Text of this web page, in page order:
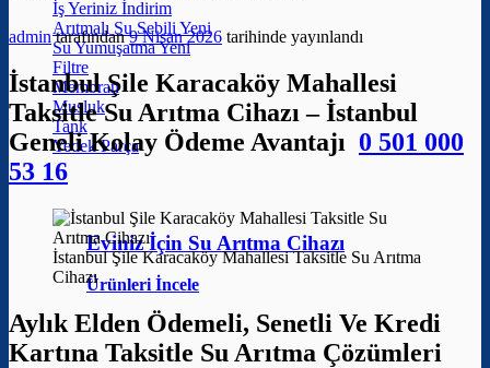
İş Yeriniz
Arıtmalı Su Sebili
Su Yumuşatma
Filtre
Membran
Musluk
Tank
Yedek Parça
Eviniz İçin Su Arıtma Cihazı
Ürünleri İncele
admintarafından 9 Nisan 2026 tarihinde yayınlandı
İstanbul Şile Karacaköy Mahallesi
Taksitle Su Arıtma Cihazı – İstanbul
Geneli Kolay Ödeme Avantajı 0 501 000
53 16
İstanbul Şile Karacaköy Mahallesi Taksitle Su Arıtma
Cihazı
Aylık Elden Ödemeli, Senetli Ve Kredi
Kartına Taksitle Su Arıtma Çözümleri